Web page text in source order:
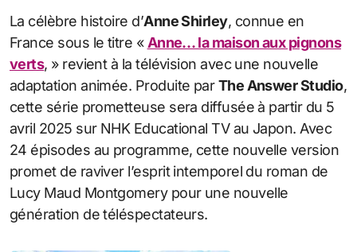
La célèbre histoire d’Anne Shirley, connue en
France sous le titre «Anne… la maison aux pignons
verts, » revient à la télévision avec une nouvelle
adaptation animée. Produite parThe Answer Studio,
cette série prometteuse sera diffusée à partir du 5
avril 2025 sur NHK Educational TV au Japon. Avec
24 épisodes au programme, cette nouvelle version
promet de raviver l’esprit intemporel du roman de
Lucy Maud Montgomery pour une nouvelle
génération de téléspectateurs.